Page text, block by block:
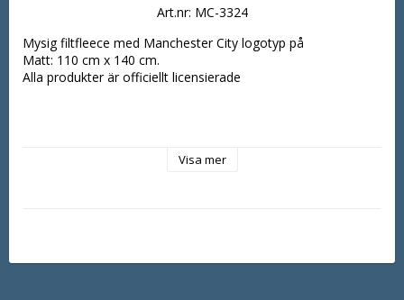
Art.nr: MC-3324
Mysig filtfleece med Manchester City logotyp på
Matt: 110 cm x 140 cm.
Alla produkter är officiellt licensierade
Visa mer